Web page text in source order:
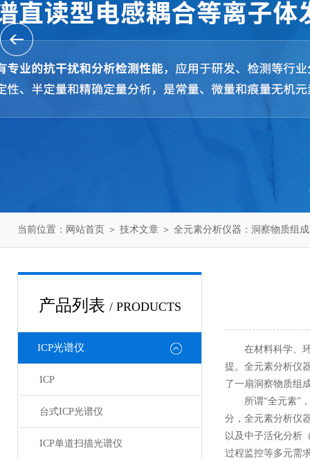
当前位置： 网站首页 ＞ 技术文章 ＞ 全元素分析仪器：洞察物质组
产品列表 / PRODUCTS
ICP光谱仪
ICP
台式ICP光谱仪
ICP单道扫描光谱仪
在材料科学、环
提。全元素分析仪
了一扇洞察物质组
所谓“全元素”，
分，全元素分析仪
以及中子活化分析
过程监控等多元需